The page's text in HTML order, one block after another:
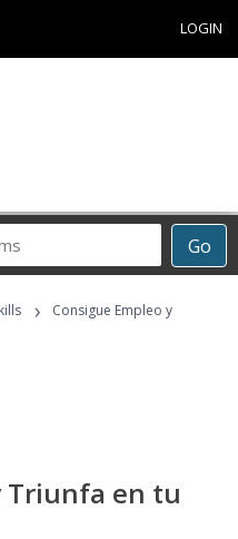
LOGIN
Go
›
Consigue Empleo y
Triunfa en tu